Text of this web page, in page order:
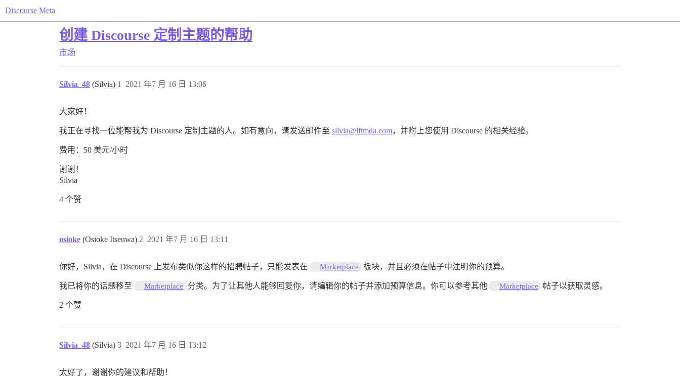
Discourse Meta
创建 Discourse 定制主题的帮助
市场
Silvia_48 (Silvia) 2021 年7 月 16 日 13:06
1
大家好！
我正在寻找一位能帮我为 Discourse 定制主题的人。如有意向，请发送邮件至 silvia@lftmda.com，并附上您使用 Discourse 的相关经验。
费用：50 美元/小时
谢谢！
Silvia
4 个赞
osioke (Osioke Itseuwa) 2021 年7 月 16 日 13:11
2
你好，Silvia，在 Discourse 上发布类似你这样的招聘帖子，只能发表在 Marketplace 板块，并且必须在帖子中注明你的预算。
我已将你的话题移至 Marketplace 分类。为了让其他人能够回复你，请编辑你的帖子并添加预算信息。你可以参考其他 Marketplace 帖子以获取灵感。
2 个赞
Silvia_48 (Silvia) 2021 年7 月 16 日 13:12
3
太好了，谢谢你的建议和帮助！